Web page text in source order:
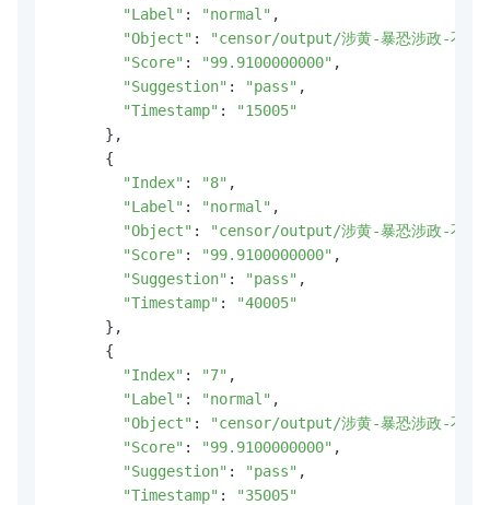
"Label" : "normal" ,
"Object" :
"censor/output/涉黄-暴恐涉政-不良
"Score" : "99.9100000000" ,
"Suggestion" : "pass" ,
"Timestamp" :
"15005"
      },
      {
"Index" : "8" ,
"Label" : "normal" ,
"Object" :
"censor/output/涉黄-暴恐涉政-不良
"Score" : "99.9100000000" ,
"Suggestion" : "pass" ,
"Timestamp" :
"40005"
      },
      {
"Index" : "7" ,
"Label" : "normal" ,
"Object" :
"censor/output/涉黄-暴恐涉政-不良
"Score" : "99.9100000000" ,
"Suggestion" : "pass" ,
"Timestamp" :
"35005"